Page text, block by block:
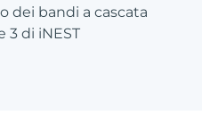
dei bandi a cascata
3 di iNEST